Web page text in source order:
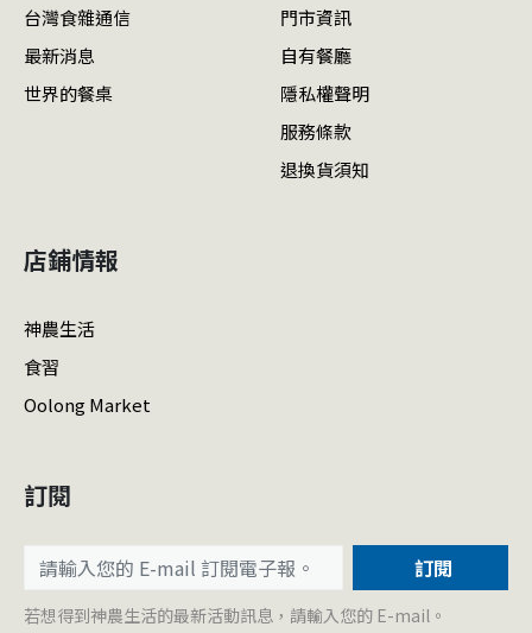
台灣食雜通信
最新消息
世界的餐桌
門市資訊
自有餐廳
隱私權聲明
服務條款
退換貨須知
店鋪情報
神農生活
食習
Oolong Market
訂閱
訂閱
若想得到神農生活的最新活動訊息，請輸入您的 E-mail。